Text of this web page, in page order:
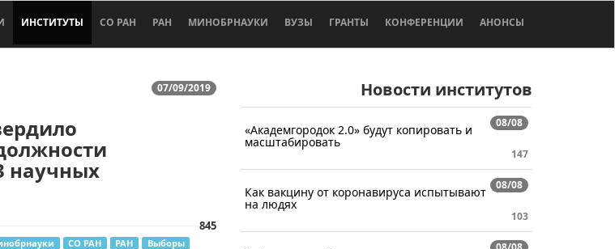
ИНСТИТУТЫ СО РАН РАН МИНОБРНАУКИ ВУЗЫ ГРАНТЫ КОНФЕРЕНЦИИ АНОНСЫ
07/09/2019
научных
845
СО РАН РАН
Выборы
Новости институтов
08/08
«Академгородок 2.0» будут копировать и
масштабировать
147
08/08
Как вакцину от коронавируса испытывают
на людях
103